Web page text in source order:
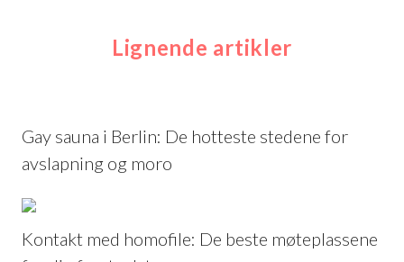
Lignende artikler
Gay sauna i Berlin: De hotteste stedene for
avslapning og moro
Kontakt med homofile: De beste møteplassene